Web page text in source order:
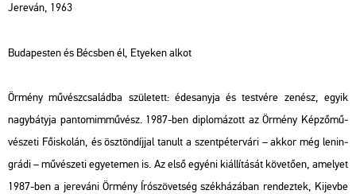
Je­re­ván, 1963
Bu­da­pes­ten és Bécs­ben él, Etye­ken alkot
Ör­mény mű­vész­csa­lád­ba szü­le­tett: édes­any­ja és test­vé­re ze­nész, egyik
nagy­báty­ja pan­to­mim­mű­vész. 1987-ben dip­lo­má­zott az Ör­mény Kép­ző­mű­
vé­sze­ti Fő­is­ko­lán, és ösz­tön­díj­jal ta­nult a szent­pé­ter­vá­ri – akkor még le­nin­
grá­di – mű­vé­sze­ti egye­te­men is. Az első egyé­ni ki­ál­lí­tá­sát kö­ve­tő­en, ame­lyet
1987-ben a je­re­vá­ni Ör­mény Író­szö­vet­ség szék­há­zá­ban ren­dez­tek, Ki­jev­be